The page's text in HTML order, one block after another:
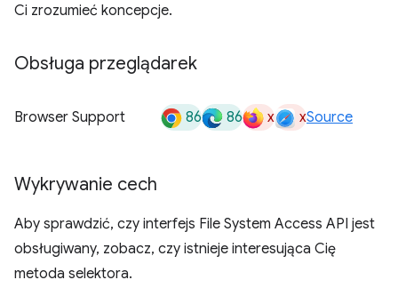
Ci zrozumieć koncepcje.
Obsługa przeglądarek
Browser Support 86 86 x xSource
Wykrywanie cech
Aby sprawdzić, czy interfejs File System Access API jest
obsługiwany, zobacz, czy istnieje interesująca Cię
metoda selektora.